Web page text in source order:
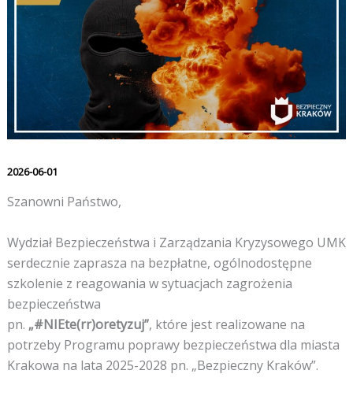
2026-06-01
Szanowni Państwo,
Wydział Bezpieczeństwa i Zarządzania Kryzysowego UMK
serdecznie zaprasza na bezpłatne, ogólnodostępne
szkolenie z reagowania w sytuacjach zagrożenia
bezpieczeństwa
pn. „#NIEte(rr)oretyzuj”, które jest realizowane na
potrzeby Programu poprawy bezpieczeństwa dla miasta
Krakowa na lata 2025-2028 pn. „Bezpieczny Kraków”.